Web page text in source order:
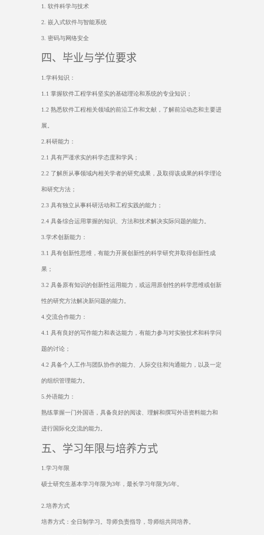
1. 软件科学与技术
2. 嵌入式软件与智能系统
3. 密码与网络安全
四、毕业与学位要求
1. 学科知识：
1.1 掌握软件工程学科坚实的基础理论和系统的专业知识；
1.2 熟悉软件工程相关领域的前沿工作和文献，了解前沿动态和主要进
展。
2. 科研能力：
2.1 具有严谨求实的科学态度和学风；
2.2 了解所从事领域内相关学者的研究成果，及取得该成果的科学理论
和研究方法；
2.3 具有独立从事科研活动和工程实践的能力；
2.4 具备综合运用掌握的知识、方法和技术解决实际问题的能力。
3. 学术创新能力：
3.1 具有创新性思维，有能力开展创新性的科学研究并取得创新性成
果；
3.2 具备原有知识的创新性运用能力，或运用原创性的科学思维或创新
性的研究方法解决新问题的能力。
4. 交流合作能力：
4.1 具有良好的写作能力和表达能力，有能力参与对实验技术和科学问
题的讨论；
4.2 具备个人工作与团队协作的能力、人际交往和沟通能力，以及一定
的组织管理能力。
5. 外语能力：
熟练掌握一门外国语，具备良好的阅读、理解和撰写外语资料能力和
进行国际化交流的能力。
五、学习年限与培养方式
1. 学习年限
硕士研究生基本学习年限为3年，最长学习年限为5年。
2. 培养方式
培养方式：全日制学习。导师负责指导，导师组共同培养。